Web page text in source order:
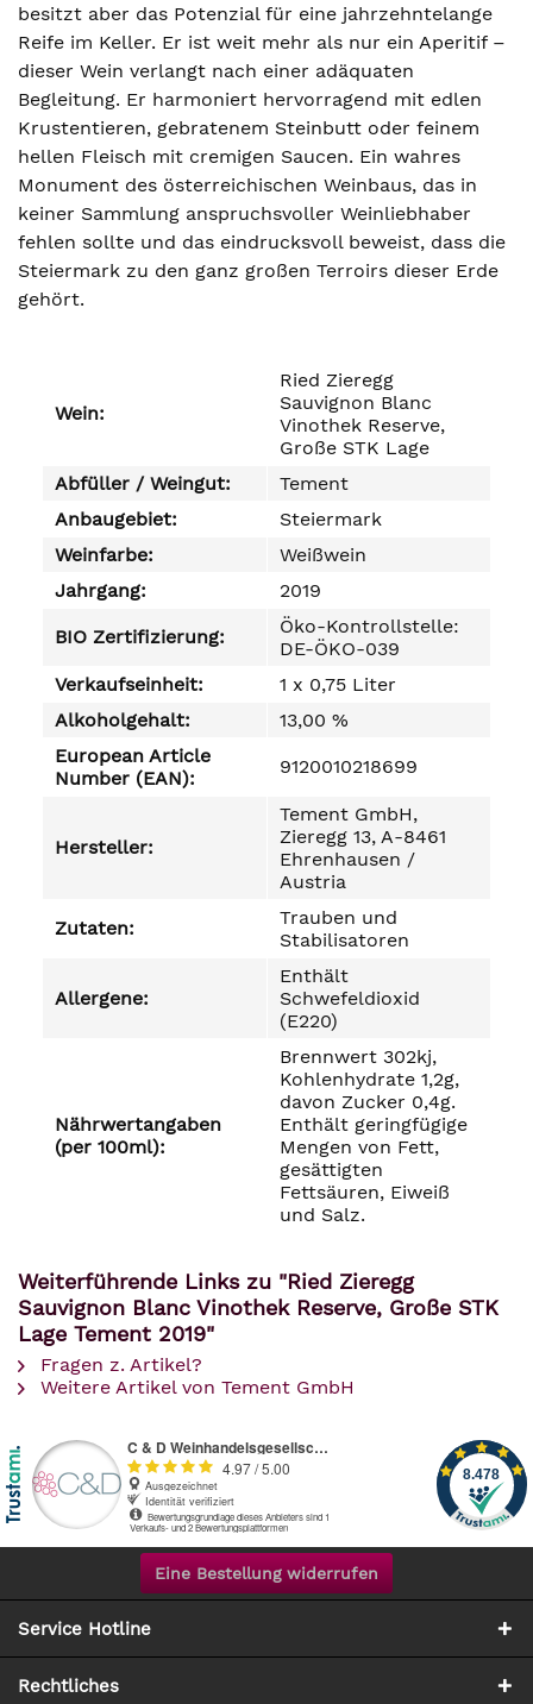
besitzt aber das Potenzial für eine jahrzehntelange
Reife im Keller. Er ist weit mehr als nur ein Aperitif –
dieser Wein verlangt nach einer adäquaten
Begleitung. Er harmoniert hervorragend mit edlen
Krustentieren, gebratenem Steinbutt oder feinem
hellen Fleisch mit cremigen Saucen. Ein wahres
Monument des österreichischen Weinbaus, das in
keiner Sammlung anspruchsvoller Weinliebhaber
fehlen sollte und das eindrucksvoll beweist, dass die
Steiermark zu den ganz großen Terroirs dieser Erde
gehört.
Wein:
Ried Zieregg
Sauvignon Blanc
Vinothek Reserve,
Große STK Lage
Abfüller / Weingut:
Tement
Anbaugebiet:
Steiermark
Weinfarbe:
Weißwein
Jahrgang:
2019
BIO Zertifizierung:
Öko-Kontrollstelle:
DE-ÖKO-039
Verkaufseinheit:
1 x 0,75 Liter
Alkoholgehalt:
13,00 %
European Article
Number (EAN):
9120010218699
Hersteller:
Tement GmbH,
Zieregg 13, A-8461
Ehrenhausen /
Austria
Zutaten:
Trauben und
Stabilisatoren
Allergene:
Enthält
Schwefeldioxid
(E220)
Nährwertangaben
(per 100ml):
Brennwert 302kj,
Kohlenhydrate 1,2g,
davon Zucker 0,4g.
Enthält geringfügige
Mengen von Fett,
gesättigten
Fettsäuren, Eiweiß
und Salz.
Weiterführende Links zu "Ried Zieregg
Sauvignon Blanc Vinothek Reserve, Große STK
Lage Tement 2019"
Fragen z. Artikel?
Weitere Artikel von Tement GmbH
Eine Bestellung widerrufen
Service Hotline
Rechtliches